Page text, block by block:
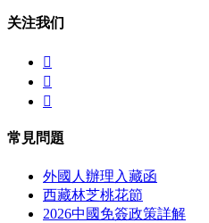
关注我们



常見問題
外國人辦理入藏函
西藏林芝桃花節
2026中國免簽政策詳解